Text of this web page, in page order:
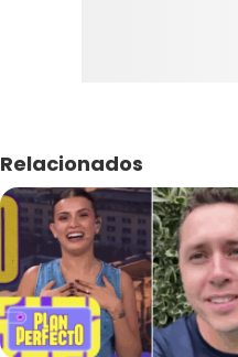
Relacionados